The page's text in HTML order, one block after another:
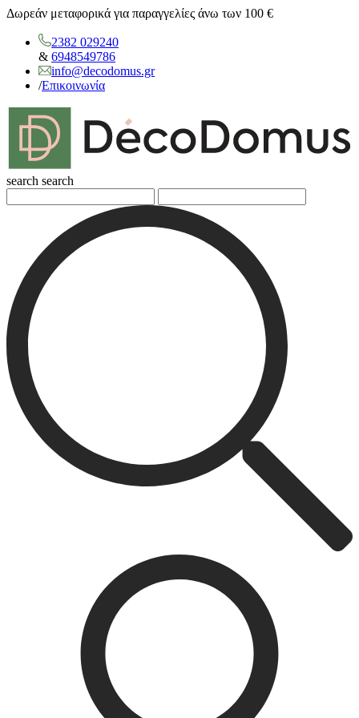
Δωρεάν μεταφορικά για παραγγελίες άνω των 100 €
2382 029240
& 6948549786
info@decodomus.gr
/Επικοινωνία
search search